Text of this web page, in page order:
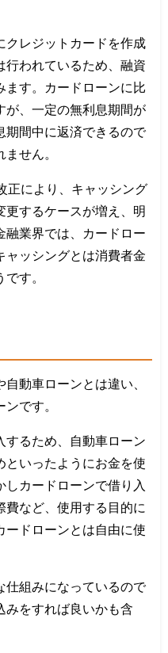
クレジットカードを作成
行われているため、融資
ます。カードローンに比
が、一定の無利息期間が
期間中に返済できるので
せん。
正により、キャッシング
更するケースが増え、明
融業界では、カードロー
ャッシングとは消費者金
す。
動車ローンとは違い、
です。
するため、自動車ローン
といったようにお金を使
しカードローンで借り入
費など、使用する目的に
ードローンとは自由に使
仕組みになっているので
みをすれば良いかも含